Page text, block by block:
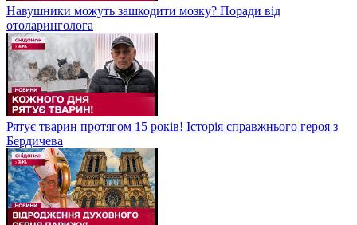
Навушники можуть зашкодити мозку? Поради від
отоларинголога
Рятує тварин протягом 15 років! Історія справжнього героя з
Бердичева